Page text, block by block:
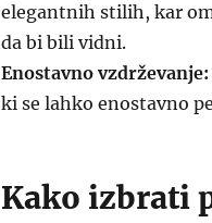
elegantnih stilih, kar
da bi bili vidni.
Enostavno vzdrževanje:
ki se lahko enostavno
Kako izbrati